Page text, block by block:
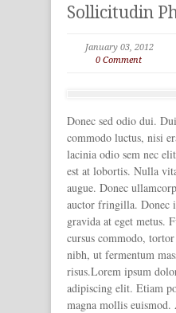
Sollicitudin
January 03, 2012
0 Comment
Donec sed odio dui.
commodo luctus, nisi
lacinia odio sem nec
est at lobortis. Nulla
augue. Donec
auctor fringilla. Donec
gravida at eget metus.
cursus commodo,
nibh, ut fermentum
risus.Lorem ipsum
adipiscing elit. Etiam
magna mollis euismod.